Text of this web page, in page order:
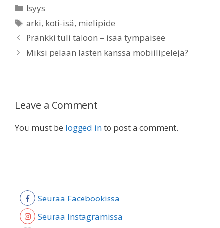
Categories
Isyys
Tags
arki, koti-isä, mielipide
Pränkki tuli taloon – isää tympäisee
Miksi pelaan lasten kanssa mobiilipelejä?
Leave a Comment
You must be logged into post a comment.
Seuraa Facebookissa
Seuraa Instagramissa